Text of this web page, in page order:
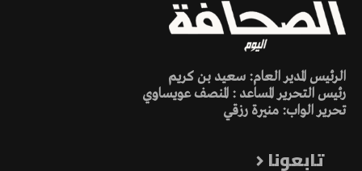
الرئيس المدير العام: سعيد بن كريم
رئيس التحرير المساعد : المنصف عويساوي
تحرير الواب: منيرة رزقي
تابعونا